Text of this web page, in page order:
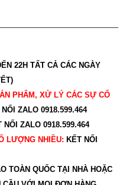
22H TẤT CẢ CÁC NGÀY
PHẨM, XỬ LÝ CÁC SỰ CỐ
NỐI ZALO 0918.599.464
NỐI ZALO 0918.599.464
LƯỢNG NHIỀU: KẾT NỐI
TOÀN QUỐC TẠI NHÀ HOẶC